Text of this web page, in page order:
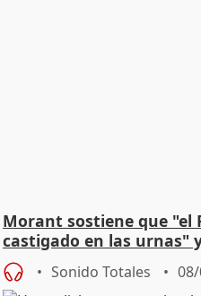
Morant sostiene que "el
castigado en las urnas"
cambio"
Sonido Totales